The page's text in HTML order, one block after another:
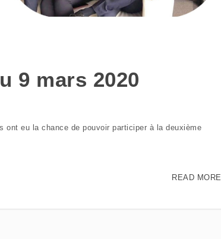
9 mars 2020
ont eu la chance de pouvoir participer à la deuxième
READ MORE